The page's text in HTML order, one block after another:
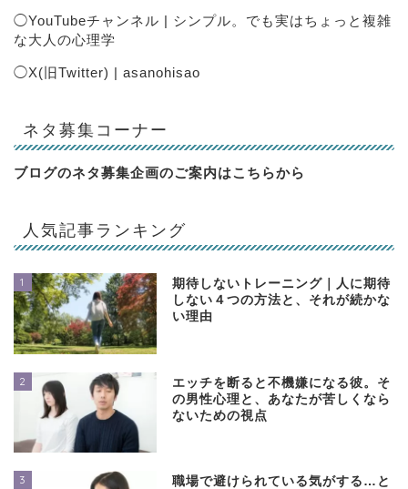
◯YouTubeチャンネル | シンプル。でも実はちょっと複雑
な大人の心理学
◯X(旧Twitter) | asanohisao
ネタ募集コーナー
ブログのネタ募集企画のご案内はこちらから
人気記事ランキング
1
期待しないトレーニング｜人に期待
しない４つの方法と、それが続かな
い理由
2
エッチを断ると不機嫌になる彼。そ
の男性心理と、あなたが苦しくなら
ないための視点
3
職場で避けられている気がする…と